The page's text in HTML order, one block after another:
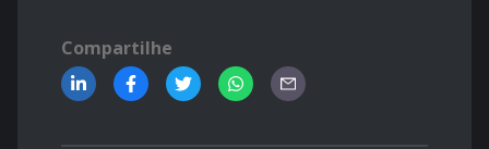
Compartilhe